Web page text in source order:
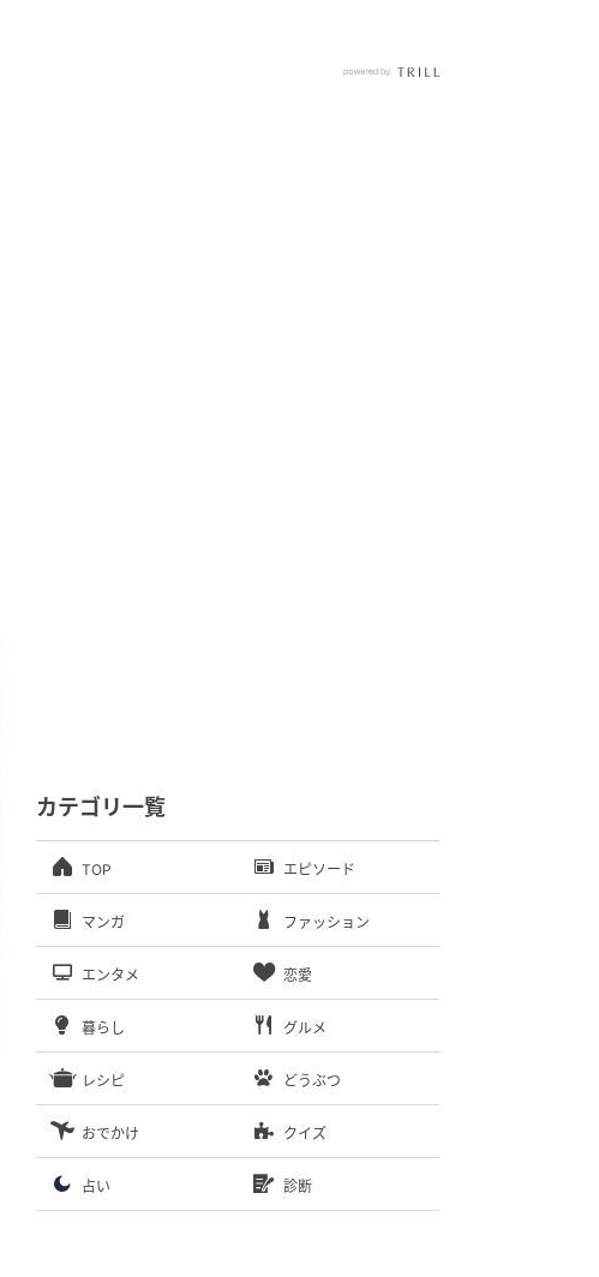
カテゴリ一覧
TOP エピソード
マンガ ファッション
エンタメ 恋愛
暮らし グルメ
レシピ どうぶつ
おでかけ クイズ
占い 診断